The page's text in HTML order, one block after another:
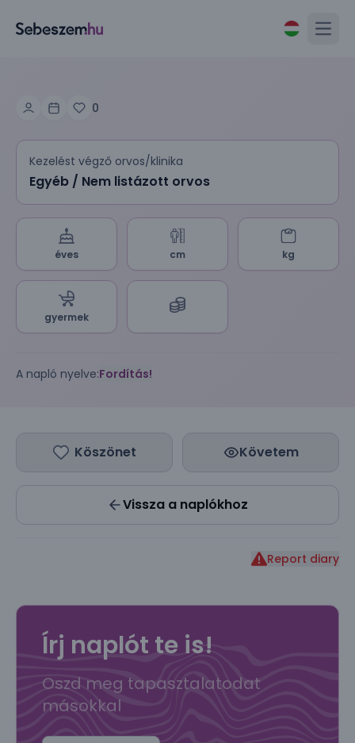
0
Kezelést végző orvos/klinika
Egyéb / Nem listázott orvos
éves cm kg
gyermek
A napló nyelve:Fordítás!
Köszönet Követem
Vissza a naplókhoz
Report diary
Írj naplót te is!
Oszd meg tapasztalatodat
másokkal